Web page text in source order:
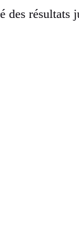
des résultats